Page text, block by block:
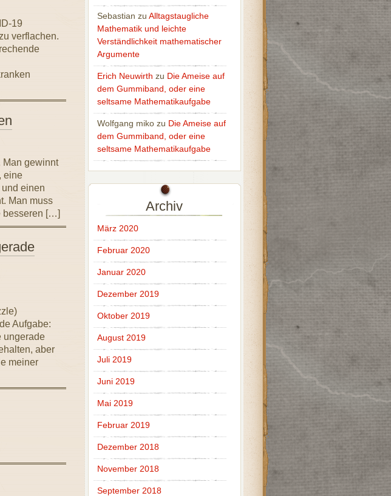
19
verflachen.
Man gewinnt
eine
einen
Man muss
besseren […]
Aufgabe:
ungerade
aber
meiner
Sebastian zu Alltagstaugliche
Mathematik und leichte
Verständlichkeit mathematischer
Argumente
Erich Neuwirth zu Die Ameise auf
dem Gummiband, oder eine
seltsame Mathematikaufgabe
Wolfgang mikozu Die Ameise auf
dem Gummiband, oder eine
seltsame Mathematikaufgabe
Archiv
März 2020
Februar 2020
Januar 2020
Dezember 2019
Oktober 2019
August 2019
Juli 2019
Juni 2019
Mai 2019
Februar 2019
Dezember 2018
November 2018
September 2018